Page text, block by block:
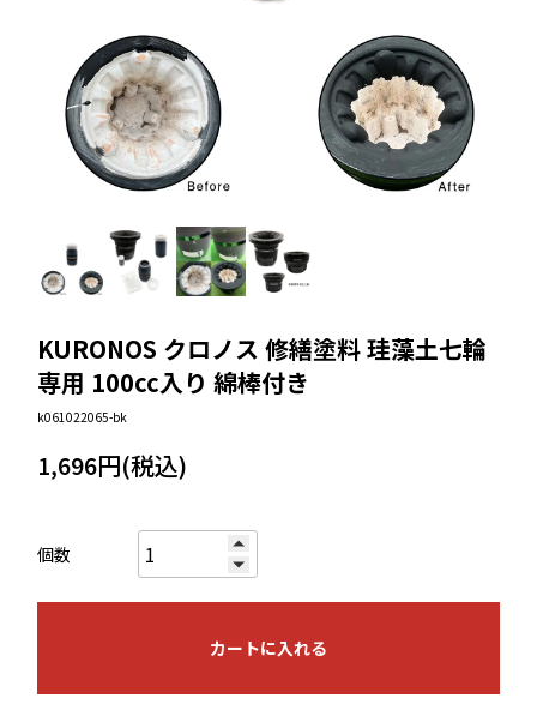
KURONOS クロノス 修繕塗料 珪藻土七輪
専用 100cc入り 綿棒付き
k061022065-bk
1,696円(税込)
個数
カートに入れる